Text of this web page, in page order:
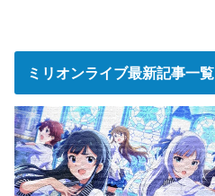
ミリオンライブ最新記事一覧